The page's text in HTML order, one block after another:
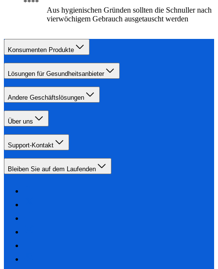
Aus hygienischen Gründen sollten die Schnuller nach
vierwöchigem Gebrauch ausgetauscht werden
Konsumenten Produkte
Lösungen für Gesundheitsanbieter
Andere Geschäftslösungen
Über uns
Support-Kontakt
Bleiben Sie auf dem Laufenden